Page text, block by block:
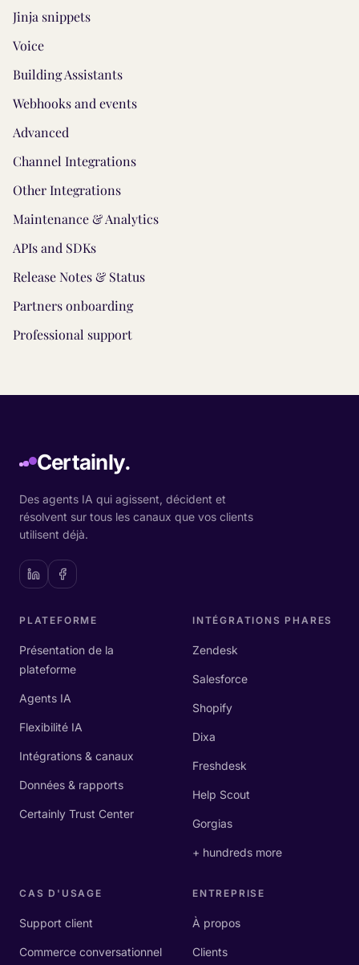
Jinja snippets
Voice
Building Assistants
Webhooks and events
Advanced
Channel Integrations
Other Integrations
Maintenance & Analytics
APIs and SDKs
Release Notes & Status
Partners onboarding
Professional support
Certainly.
Des agents IA qui agissent, décident et
résolvent sur tous les canaux que vos clients
utilisent déjà.
PLATEFORME
Présentation de la
plateforme
Agents IA
Flexibilité IA
Intégrations & canaux
Données & rapports
Certainly Trust Center
INTÉGRATIONS PHARES
Zendesk
Salesforce
Shopify
Dixa
Freshdesk
Help Scout
Gorgias
+ hundreds more
CAS D'USAGE
Support client
Commerce conversationnel
ENTREPRISE
À propos
Clients